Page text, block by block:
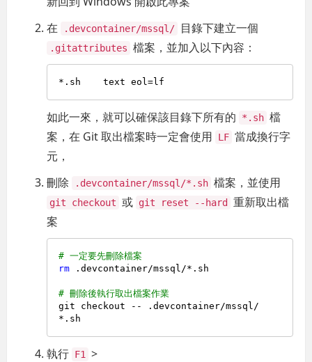
在
.devcontainer/mssql/ 目錄下建立一個
.gitattributes 檔案，並加入以下內容：
如此一來，就可以確保該目錄下所有的 *.sh 檔
案，在 Git 取出檔案時一定會使用
LF 當成換行字
元，
刪除
.devcontainer/mssql/*.sh 檔案，並使用
git checkout 或 git reset --hard
重新取出檔
案
# 一定要先刪除檔案
rm .devcontainer/mssql/*.sh
# 刪除後執行取出檔案作業
git checkout -- .devcontainer/mssql/
執行 F1 >